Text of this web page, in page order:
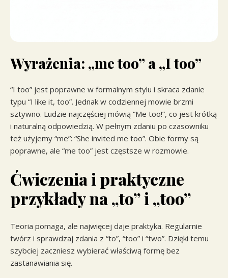
Wyrażenia: „me too” a „I too”
“I too” jest poprawne w formalnym stylu i skraca zdanie
typu “I like it, too”. Jednak w codziennej mowie brzmi
sztywno. Ludzie najczęściej mówią “Me too!”, co jest krótką
i naturalną odpowiedzią. W pełnym zdaniu po czasowniku
też użyjemy “me”: “She invited me too”. Obie formy są
poprawne, ale “me too” jest częstsze w rozmowie.
Ćwiczenia i praktyczne
przykłady na „to” i „too”
Teoria pomaga, ale najwięcej daje praktyka. Regularnie
twórz i sprawdzaj zdania z “to”, “too” i “two”. Dzięki temu
szybciej zaczniesz wybierać właściwą formę bez
zastanawiania się.